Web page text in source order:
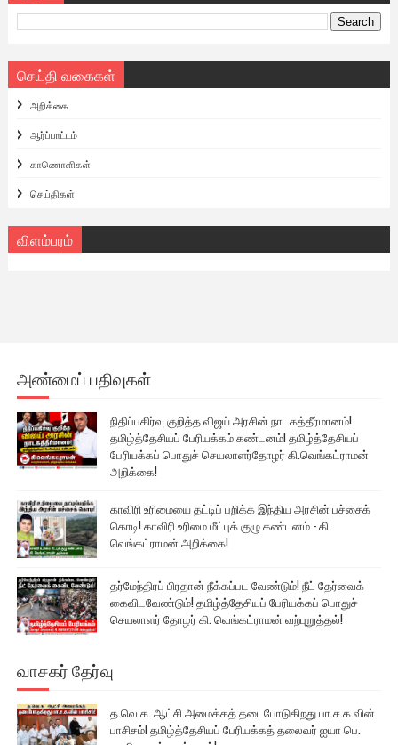
செய்தி வகைகள்
அறிக்கை
ஆர்ப்பாட்டம்
காணொளிகள்
செய்திகள்
விளம்பரம்
அண்மைப் பதிவுகள்
நிதிப்பகிர்வு குறித்த விஜய் அரசின் நாடகத்தீர்மானம்!
தமிழ்த்தேசியப் பேரியக்கம் கண்டனம்! தமிழ்த்தேசியப்
பேரியக்கப் பொதுச் செயலாளர்தோழர் கி.வெங்கட்ராமன்
அறிக்கை!
காவிரி உரிமையை தட்டிப் பறிக்க இந்திய அரசின் பச்சைக்
கொடி! காவிரி உரிமை மீட்புக் குழு கண்டனம் - கி.
வெங்கட்ராமன் அறிக்கை!
தர்மேந்திரப் பிரதான் நீக்கப்பட வேண்டும்! நீட் தேர்வைக்
கைவிடவேண்டும்! தமிழ்த்தேசியப் பேரியக்கப் பொதுச்
செயலாளர் தோழர் கி. வெங்கட்ராமன் வற்புறுத்தல்!
வாசகர் தேர்வு
த.வெ.க. ஆட்சி அமைக்கத் தடைபோடுகிறது பா.ச.க.வின்
பாசிசம்! தமிழ்த்தேசியப் பேரியக்கத் தலைவர் ஐயா பெ.